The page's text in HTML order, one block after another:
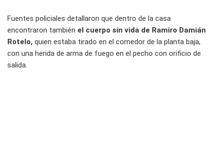
Fuentes policiales detallaron que dentro de la casa
encontraron también el cuerpo sin vida de Ramiro Damián
Rotelo, quien estaba tirado en el comedor de la planta baja,
con una herida de arma de fuego en el pecho con orificio de
salida.